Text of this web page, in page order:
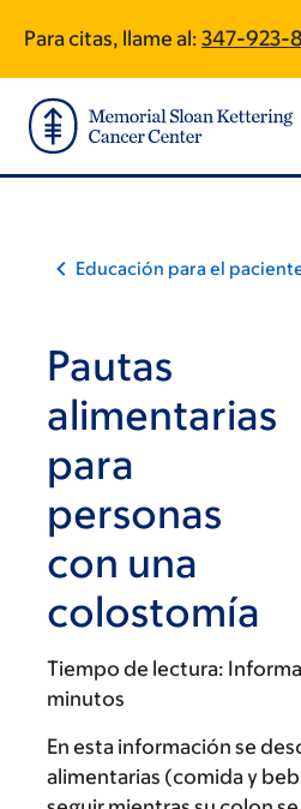
main
content
footer
Para citas, llame al: 347-923-
Educación para el
Pautas
alimentarias
para
personas
con una
colostomía
Tiempo de lectura:
minutos
En esta información se
alimentarias (comida y